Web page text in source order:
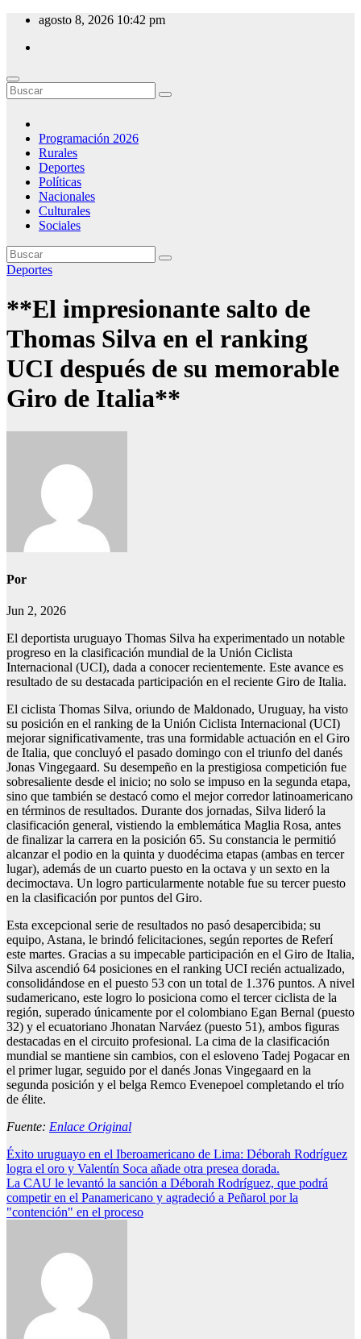
Saltar
contenido
agosto 8, 2026 10:42 pm
CW 54 Emisora del Este
Desde Minas - Uruguay
Programación 2026
Rurales
Deportes
Políticas
Nacionales
Culturales
Sociales
Deportes
**El impresionante salto de
Thomas Silva en el ranking
UCI después de su memorable
Giro de Italia**
Por
Jun 2, 2026
El deportista uruguayo Thomas Silva ha experimentado un notable
progreso en la clasificación mundial de la Unión Ciclista
Internacional (UCI), dada a conocer recientemente. Este avance es
resultado de su destacada participación en el reciente Giro de Italia.
El ciclista Thomas Silva, oriundo de Maldonado, Uruguay, ha visto
su posición en el ranking de la Unión Ciclista Internacional (UCI)
mejorar significativamente, tras una formidable actuación en el Giro
de Italia, que concluyó el pasado domingo con el triunfo del danés
Jonas Vingegaard. Su desempeño en la prestigiosa competición fue
sobresaliente desde el inicio; no solo se impuso en la segunda etapa,
sino que también se destacó como el mejor corredor latinoamericano
en términos de resultados. Durante dos jornadas, Silva lideró la
clasificación general, vistiendo la emblemática Maglia Rosa, antes
de finalizar la carrera en la posición 65. Su constancia le permitió
alcanzar el podio en la quinta y duodécima etapas (ambas en tercer
lugar), además de un cuarto puesto en la octava y un sexto en la
decimoctava. Un logro particularmente notable fue su tercer puesto
en la clasificación por puntos del Giro.
Esta excepcional serie de resultados no pasó desapercibida; su
equipo, Astana, le brindó felicitaciones, según reportes de Referí
este martes. Gracias a su impecable participación en el Giro de Italia,
Silva ascendió 64 posiciones en el ranking UCI recién actualizado,
consolidándose en el puesto 53 con un total de 1.376 puntos. A nivel
sudamericano, este logro lo posiciona como el tercer ciclista de la
región, superado únicamente por el colombiano Egan Bernal (puesto
32) y el ecuatoriano Jhonatan Narváez (puesto 51), ambos figuras
destacadas en el circuito profesional. La cima de la clasificación
mundial se mantiene sin cambios, con el esloveno Tadej Pogacar en
el primer lugar, seguido por el danés Jonas Vingegaard en la
segunda posición y el belga Remco Evenepoel completando el trío
de élite.
Fuente: Enlace Original
Navegación
de
entradas
Éxito uruguayo en el Iberoamericano de Lima: Déborah Rodríguez
logra el oro y Valentín Soca añade otra presea dorada.
La CAU le levantó la sanción a Déborah Rodríguez, que podrá
competir en el Panamericano y agradeció a Peñarol por la
"contención" en el proceso